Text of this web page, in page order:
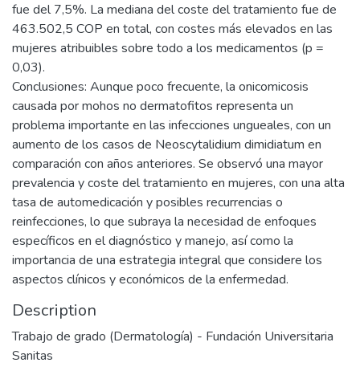
fue del 7,5%. La mediana del coste del tratamiento fue de
463.502,5 COP en total, con costes más elevados en las
mujeres atribuibles sobre todo a los medicamentos (p =
0,03).
Conclusiones: Aunque poco frecuente, la onicomicosis
causada por mohos no dermatofitos representa un
problema importante en las infecciones ungueales, con un
aumento de los casos de Neoscytalidium dimidiatum en
comparación con años anteriores. Se observó una mayor
prevalencia y coste del tratamiento en mujeres, con una alta
tasa de automedicación y posibles recurrencias o
reinfecciones, lo que subraya la necesidad de enfoques
específicos en el diagnóstico y manejo, así como la
importancia de una estrategia integral que considere los
aspectos clínicos y económicos de la enfermedad.
Description
Trabajo de grado (Dermatología) - Fundación Universitaria
Sanitas